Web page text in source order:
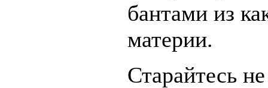
бантами из
материи.
Старайтесь